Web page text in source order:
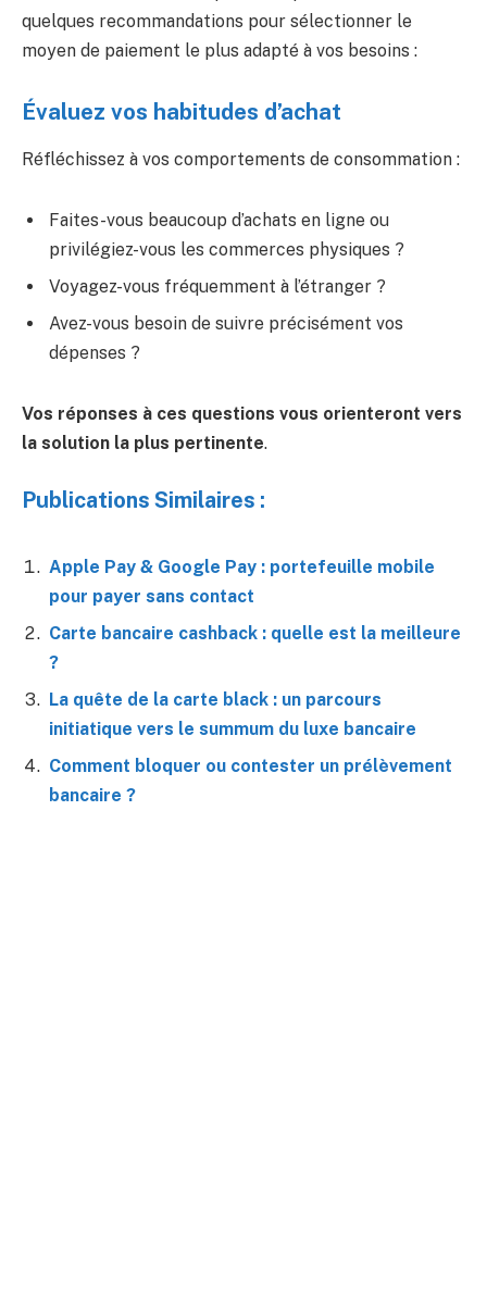
quelques recommandations pour sélectionner le
moyen de paiement le plus adapté à vos besoins :
Évaluez vos habitudes d’achat
Réfléchissez à vos comportements de consommation :
Faites-vous beaucoup d’achats en ligne ou
privilégiez-vous les commerces physiques ?
Voyagez-vous fréquemment à l’étranger ?
Avez-vous besoin de suivre précisément vos
dépenses ?
Vos réponses à ces questions vous orienteront vers
la solution la plus pertinente.
Publications Similaires :
Apple Pay & Google Pay : portefeuille mobile
pour payer sans contact
Carte bancaire cashback : quelle est la meilleure
?
La quête de la carte black : un parcours
initiatique vers le summum du luxe bancaire
Comment bloquer ou contester un prélèvement
bancaire ?